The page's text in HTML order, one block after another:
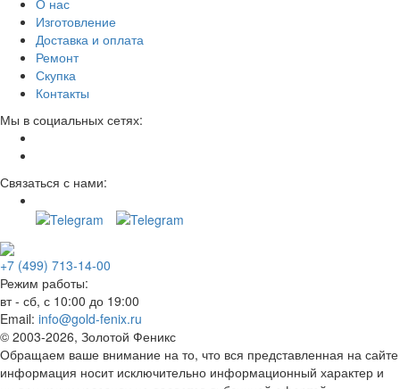
Изготовление
Доставка и оплата
Ремонт
Скупка
Контакты
Мы в социальных сетях:
Связаться с нами:
+7 (499) 713-14-00
Режим работы:
вт - сб, с 10:00 до 19:00
Email: info@gold-fenix.ru
© 2003-2026, Золотой Феникс
Обращаем ваше внимание на то, что вся представленная на сайте
информация носит исключительно информационный характер и